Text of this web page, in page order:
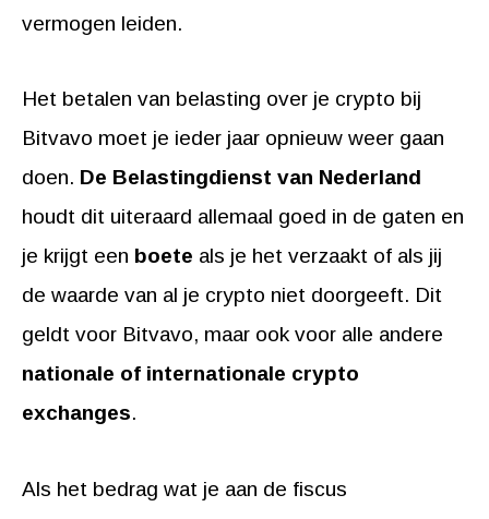
vermogen leiden.
Het betalen van belasting over je crypto bij
Bitvavo moet je ieder jaar opnieuw weer gaan
doen. De Belastingdienst van Nederland
houdt dit uiteraard allemaal goed in de gaten en
je krijgt een boete als je het verzaakt of als jij
de waarde van al je crypto niet doorgeeft. Dit
geldt voor Bitvavo, maar ook voor alle andere
nationale of internationale crypto
exchanges.
Als het bedrag wat je aan de fiscus